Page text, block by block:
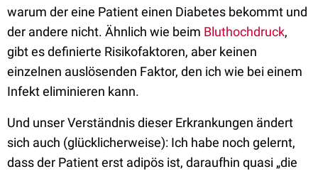
warum der eine Patient einen Diabetes bekommt und
der andere nicht. Ähnlich wie beim Bluthochdruck,
gibt es definierte Risikofaktoren, aber keinen
einzelnen auslösenden Faktor, den ich wie bei einem
Infekt eliminieren kann.
Und unser Verständnis dieser Erkrankungen ändert
sich auch (glücklicherweise): Ich habe noch gelernt,
dass der Patient erst adipös ist, daraufhin quasi „die